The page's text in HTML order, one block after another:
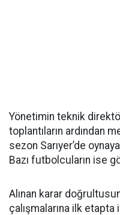
Yönetimin teknik direktör
toplantıların ardından
sezon Sarıyer’de
Bazı futbolcuların ise
Alınan karar
çalışmalarına ilk etapta